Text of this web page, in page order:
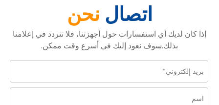
اتصال نحن
إذا كان لديك أي استفسارات حول أجهزتنا، فلا تتردد في إعلامنا
بذلك.سوف نعود إليك في أسرع وقت ممكن.